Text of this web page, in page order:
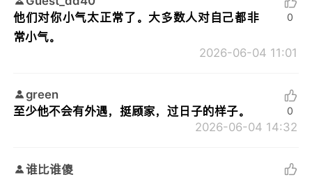
他们对你小气太正常了。大多数人对自己都非
常小气。
2026-06-04 11:01
0
green
至少他不会有外遇，挺顾家，过日子的样子。
2026-06-04 14:32
0
谁比谁傻